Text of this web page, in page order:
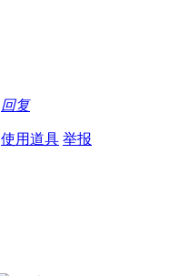
回复
使用道具 举报